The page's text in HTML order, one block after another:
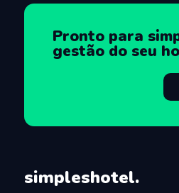
Pronto para
gestão do seu
simpleshotel.